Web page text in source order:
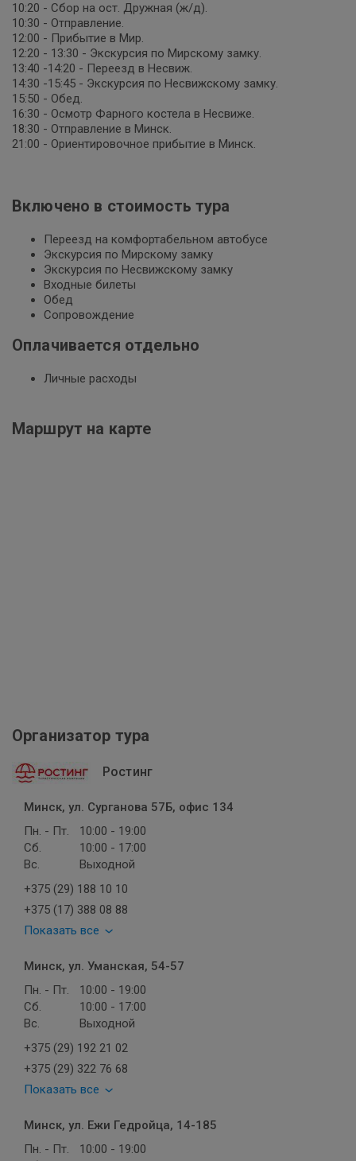
10:20 - Сбор на ост. Дружная (ж/д).
10:30 - Отправление.
12:00 - Прибытие в Мир.
12:20 - 13:30 - Экскурсия по Мирскому замку.
13:40 -14:20 - Переезд в Несвиж.
14:30 -15:45 - Экскурсия по Несвижскому замку.
15:50 - Обед.
16:30 - Осмотр Фарного костела в Несвиже.
18:30 - Отправление в Минск.
21:00 - Ориентировочное прибытие в Минск.
Включено в стоимость тура
Переезд на комфортабельном автобусе
Экскурсия по Мирскому замку
Экскурсия по Несвижскому замку
Входные билеты
Обед
Сопровождение
Оплачивается отдельно
Личные расходы
Маршрут на карте
Организатор тура
Ростинг
Минск, ул. Сурганова 57Б, офис 134
Пн. - Пт.
10:00 - 19:00
Сб.
10:00 - 17:00
Вс.
Выходной
+375 (29) 188 10 10
+375 (17) 388 08 88
Показать все
Минск, ул. Уманская, 54-57
Пн. - Пт.
10:00 - 19:00
Сб.
10:00 - 17:00
Вс.
Выходной
+375 (29) 192 21 02
+375 (29) 322 76 68
Показать все
Минск, ул. Ежи Гедройца, 14-185
Пн. - Пт.
10:00 - 19:00